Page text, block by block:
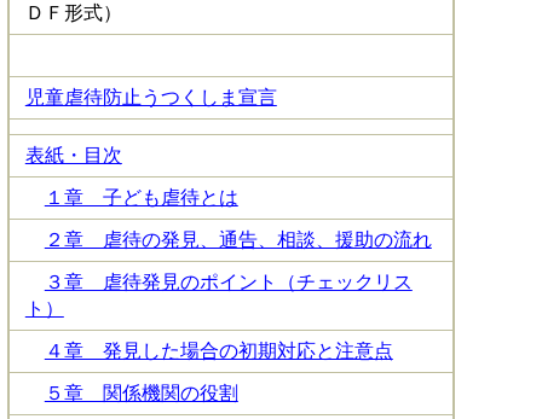
ＤＦ形式）
児童虐待防止うつくしま宣言
表紙・目次
１章 子ども虐待とは
２章 虐待の発見、通告、相談、援助の流れ
３章 虐待発見のポイント（チェックリス
ト）
４章 発見した場合の初期対応と注意点
５章 関係機関の役割